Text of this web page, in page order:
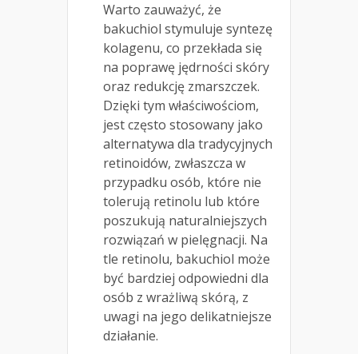
Warto zauważyć, że
bakuchiol stymuluje syntezę
kolagenu, co przekłada się
na poprawę jędrności skóry
oraz redukcję zmarszczek.
Dzięki tym właściwościom,
jest często stosowany jako
alternatywa dla tradycyjnych
retinoidów, zwłaszcza w
przypadku osób, które nie
tolerują retinolu lub które
poszukują naturalniejszych
rozwiązań w pielęgnacji. Na
tle retinolu, bakuchiol może
być bardziej odpowiedni dla
osób z wrażliwą skórą, z
uwagi na jego delikatniejsze
działanie.